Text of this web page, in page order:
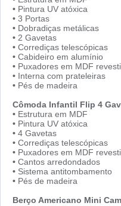
• Pintura UV atóxica
• 3 Portas
• Dobradiças metálicas
• 2 Gavetas
• Corrediças telescópicas
• Cabideiro em alumínio
• Puxadores em MDF
• Interna com prateleiras
• Pés de madeira
Cômoda Infantil Flip 4
• Estrutura em MDF
• Pintura UV atóxica
• 4 Gavetas
• Corrediças telescópicas
• Puxadores em MDF
• Cantos arredondados
• Sistema antitombamento
• Pés de madeira
Berço Americano Mini